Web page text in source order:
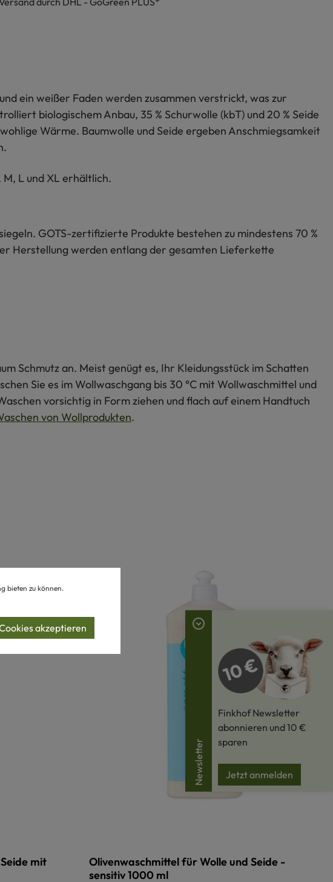
ein weißer Faden werden zusammen verstrickt, was zur
biologischem Anbau, 35 % Schurwolle (kbT) und 20 % Seide
Wärme. Baumwolle und Seide ergeben Anschmiegsamkeit
L und XL erhältlich.
GOTS-zertifizierte Produkte bestehen zu mindestens 70 %
Herstellung werden entlang der gesamten Lieferkette
Schmutz an. Meist genügt es, Ihr Kleidungsstück im Schatten
Sie es im Wollwaschgang bis 30 °C mit Wollwaschmittel und
vorsichtig in Form ziehen und flach auf einem Handtuch
von Wollprodukten.
mit
Olivenwaschmittel für Wolle und Seide -
sensitiv 1000 ml
Newsletter
Finkhof Newsletter
abonnieren und 10 €
sparen
Jetzt anmelden
bieten zu können.
akzeptieren